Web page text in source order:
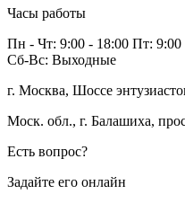
Часы работы
Пн - Чт: 9:00 - 18:00 Пт: 9:00
Сб-Вс: Выходные
г. Москва, Шоссе
Моск. обл., г. Балашиха,
Есть вопрос?
Задайте его онлайн